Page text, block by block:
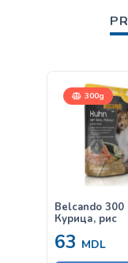
300g
Belcando 300
Курица, рис
63 MDL